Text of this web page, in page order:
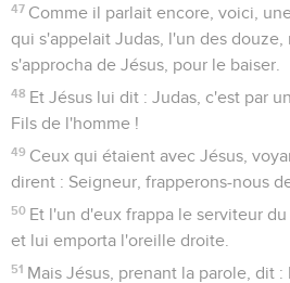
47 Comme il parlait encore, voici,
qui s'appelait Judas, l'un des
s'approcha de Jésus, pour le baiser.
48 Et Jésus lui dit : Judas, c'est par
Fils de l'homme !
49 Ceux qui étaient avec Jésus,
dirent : Seigneur, frapperons-nous
50 Et l'un d'eux frappa le serviteur
et lui emporta l'oreille droite.
51 Mais Jésus, prenant la parole, dit :